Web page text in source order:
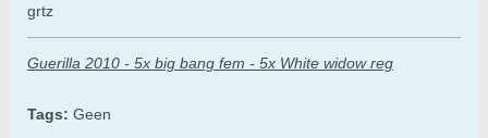
grtz
Guerilla 2010 - 5x big bang fem - 5x White widow reg
Tags: Geen